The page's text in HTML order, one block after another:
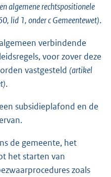
algemene rechtspositionele
lid 1, onder c Gemeentewet).
verbindende
voor zover deze
vastgesteld (artikel
.
subsidieplafond en de
de gemeente, het
het starten van
zoals